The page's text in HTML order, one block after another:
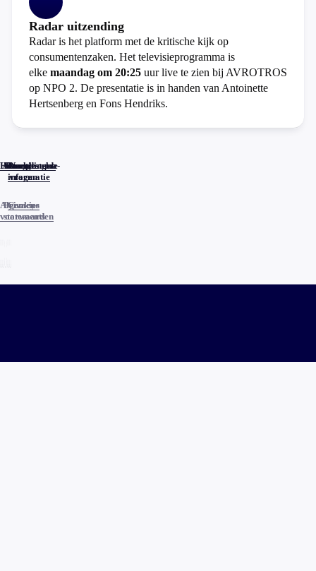
Radar uitzending
Radar is het platform met de kritische kijk op
consumentenzaken. Het televisieprogramma is
elke maandag om 20:25 uur live te zien bij AVROTROS
op NPO 2. De presentatie is in handen van Antoinette
Hertsenberg en Fons Hendriks.
Home
Actueel
Uitzendingen
Reacties
Programma-
informatie
Veelgestelde
vragen
Algemene
voorwaarden
Privacy
statements
Cookies